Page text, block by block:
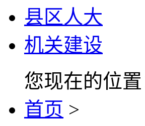
县区人大
机关建设
您现在的位置
首页 >